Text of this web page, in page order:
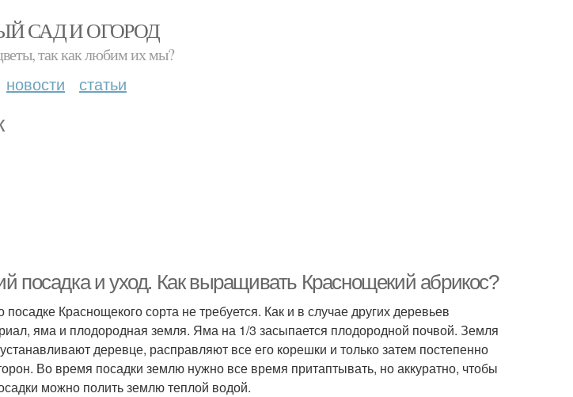
САД И ОГОРОД
так как любим их мы?
новости статьи
посадка и уход. Как выращивать Краснощекий абрикос?
Краснощекого сорта не требуется. Как и в случае других деревьев
яма и плодородная земля. Яма на 1/3 засыпается плодородной почвой. Земля
деревце, расправляют все его корешки и только затем постепенно
Во время посадки землю нужно все время притаптывать, но аккуратно, чтобы
можно полить землю теплой водой.